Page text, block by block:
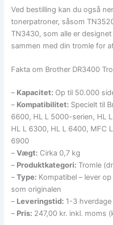
Ved bestilling kan du også
tonerpatroner, såsom
TN3430, som alle er
sammen med din tromle for
Fakta om Brother DR3400
– Kapacitet: Op til 50.000
– Kompatibilitet: Specielt til
6600, HL L 5000-serien, HL
HL L 6300, HL L 6400, MFC
6900
–Vægt: Cirka 0,7 kg
– Produktkategori: Tromle
–Type: Kompatibel – lever
som originalen
– Leveringstid: 1-3 hverdage
– Pris: 247,00 kr. inkl. moms